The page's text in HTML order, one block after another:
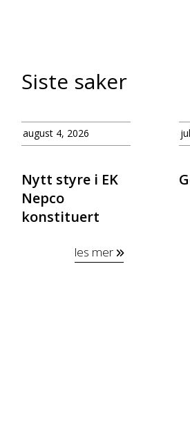
Siste saker
august 4, 2026
Nytt styre i EK
Nepco
konstituert
les mer